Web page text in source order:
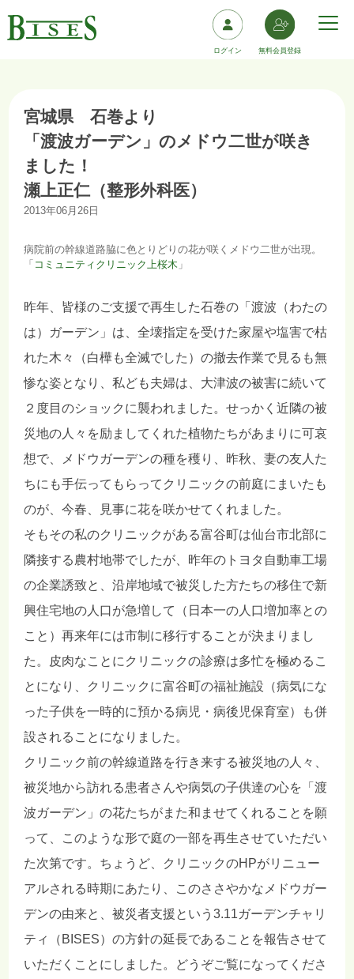
ログイン 無料会員登録
宮城県 石巻より
「渡波ガーデン」のメドウ二世が咲き
ました！
瀬上正仁（整形外科医）
2013年06月26日
病院前の幹線道路脇に色とりどりの花が咲くメドウ二世が出現。
「 コミュニティクリニック上桜木 」
昨年、皆様のご支援で再生した石巻の「渡波（わたの
は）ガーデン」は、全壊指定を受けた家屋や塩害で枯
れた木々（白樺も全滅でした）の撤去作業で見るも無
惨な姿となり、私ども夫婦は、大津波の被害に続いて
２度目のショックに襲われました。せっかく近隣の被
災地の人々を励ましてくれた植物たちがあまりに可哀
想で、メドウガーデンの種を穫り、昨秋、妻の友人た
ちにも手伝ってもらってクリニックの前庭にまいたも
のが、今春、見事に花を咲かせてくれました。
そもその私のクリニックがある富谷町は仙台市北部に
隣接する農村地帯でしたが、昨年のトヨタ自動車工場
の企業誘致と、沿岸地域で被災した方たちの移住で新
興住宅地の人口が急増して（日本一の人口増加率との
こと）再来年には市制に移行することが決まりまし
た。皮肉なことにクリニックの診療は多忙を極めるこ
とになり、クリニックに富谷町の福祉施設（病気にな
った子供を一時的に預かる病児・病後児保育室）も併
設されることになりました。
クリニック前の幹線道路を行き来する被災地の人々、
被災地から訪れる患者さんや病気の子供達の心を「渡
波ガーデン」の花たちがまた和ませてくれることを願
って、このような形で庭の一部を再生させていただい
た次第です。ちょうど、クリニックのHPがリニュー
アルされる時期にあたり、このささやかなメドウガー
デンの由来と、被災者支援という3.11ガーデンチャリ
ティ（BISES）の方針の延長であることを報告させて
いただくことにしました。どうぞご覧になってくださ